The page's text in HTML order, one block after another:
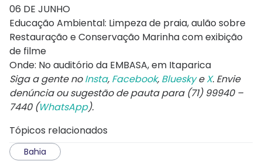
06 DE JUNHO
Educação Ambiental: Limpeza de praia, aulão sobre
Restauração e Conservação Marinha com exibição
de filme
Onde: No auditório da EMBASA, em Itaparica
Siga a gente noInsta, Facebook, BlueskyeX. Envie
denúncia ou sugestão de pauta para (71) 99940 –
7440 (WhatsApp).
Tópicos relacionados
Bahia